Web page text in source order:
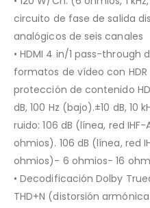
circuito de fase de salida
analógicos de seis canales
• HDMI 4 in/1 pass-through
formatos de vídeo con
protección de contenido
dB, 100 Hz (bajo).±10 dB,
ruido: 106 dB (línea, red
ohmios). 106 dB (línea, red
ohmios)- 6 ohmios- 16
• Decodificación Dolby
THD+N (distorsión